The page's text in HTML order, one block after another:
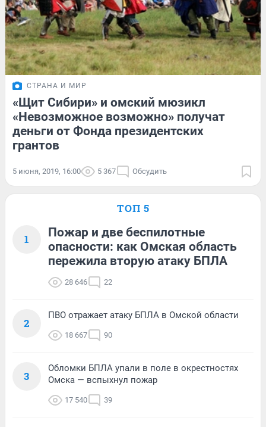
СТРАНА И МИР
«Щит Сибири» и омский мюзикл
«Невозможное возможно» получат
деньги от Фонда президентских
грантов
5 июня, 2019, 16:00 5 367 Обсудить
ТОП 5
1
Пожар и две беспилотные
опасности: как Омская область
пережила вторую атаку БПЛА
28 646 22
2
ПВО отражает атаку БПЛА в Омской области
18 667 90
3
Обломки БПЛА упали в поле в окрестностях
Омска — вспыхнул пожар
17 540 39